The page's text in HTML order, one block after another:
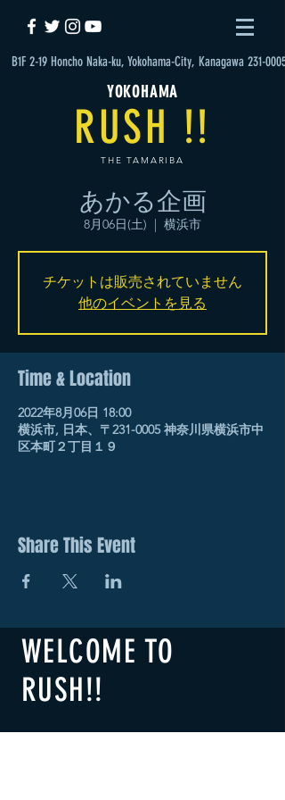
B1F 2-19 Honcho Naka-ku, Yokohama-City, Kanagawa 231-0005
YOKOHAMA
RUSH !!
THE TAMARIBA
あかる企画
8月06日(土)
  |
横浜市
チケットは販売されていません
他のイベントを見る
Time & Location
2022年8月06日 18:00
横浜市, 日本、〒231-0005 神奈川県横浜市中
区本町２丁目１９
Share This Event
WELCOME TO
RUSH!!